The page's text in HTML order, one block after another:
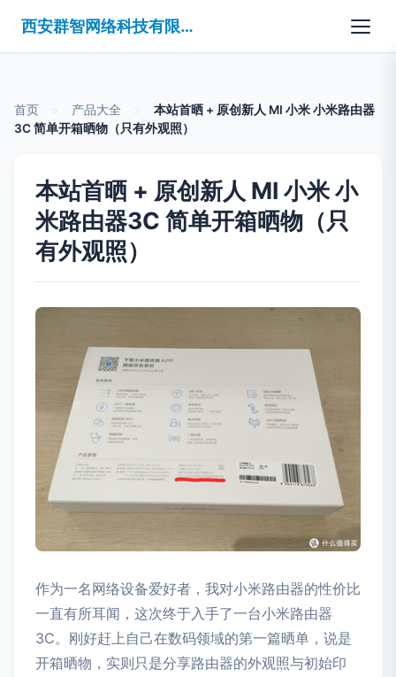
西安群智网络科技有限公司
首页 产品大全
本站首晒 + 原创新人 MI 小米 小米路由器
3C 简单开箱晒物（只有外观照）
本站首晒 + 原创新人 MI 小米 小
米路由器3C 简单开箱晒物（只
有外观照）
作为一名网络设备爱好者，我对小米路由器的性价比
一直有所耳闻，这次终于入手了一台小米路由器
3C。刚好赶上自己在数码领域的第一篇晒单，说是
开箱晒物，实则只是分享路由器的外观照与初始印